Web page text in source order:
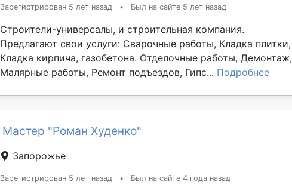
Зарегистрирован 5 лет назад • Был на сайте 5 лет назад
Строители-универсалы, и строительная компания.
Предлагают свои услуги: Сварочные работы, Кладка плитки,
Кладка кирпича, газобетона. Отделочные работы, Демонтаж,
Малярные работы, Ремонт подъездов, Гипс... Подробнее
Мастер "Роман Худенко"
Запорожье
Зарегистрирован 5 лет назад • Был на сайте 4 года назад